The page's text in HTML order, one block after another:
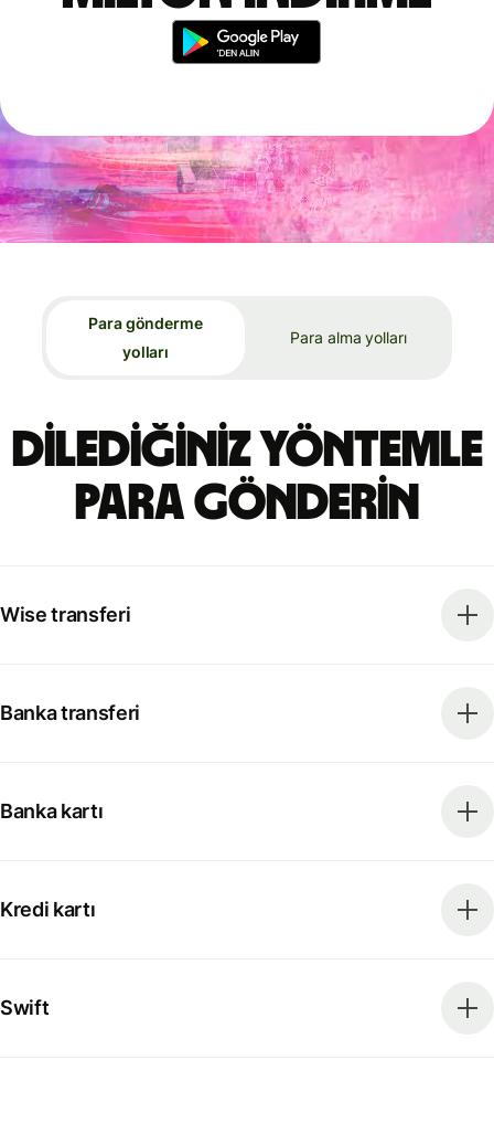
Para gönderme
yolları
Para alma yolları
Dilediğiniz yöntemle
para gönderin
Wise transferi
Banka transferi
Banka kartı
Kredi kartı
Swift